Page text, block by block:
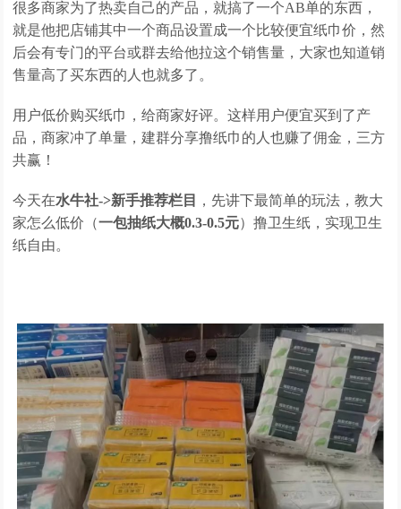
很多商家为了热卖自己的产品，就搞了一个AB单的东西，
就是他把店铺其中一个商品设置成一个比较便宜纸巾价，然
后会有专门的平台或群去给他拉这个销售量，大家也知道销
售量高了买东西的人也就多了。
用户低价购买纸巾，给商家好评。这样用户便宜买到了产
品，商家冲了单量，建群分享撸纸巾的人也赚了佣金，三方
共赢！
今天在水牛社->新手推荐栏目
，先讲下最简单的玩法，教大
家怎么低价（一包抽纸大概0.3-0.5元）撸卫生纸，实现卫生
纸自由。